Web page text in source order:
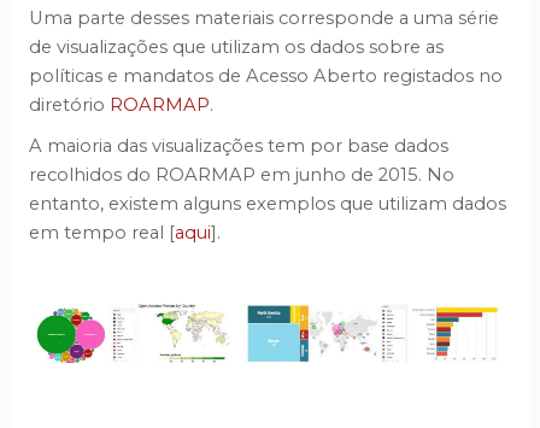
Uma parte desses materiais corresponde a uma série
de visualizações que utilizam os dados sobre as
políticas e mandatos de Acesso Aberto registados no
diretório ROARMAP.
A maioria das visualizações tem por base dados
recolhidos do ROARMAP em junho de 2015. No
entanto, existem alguns exemplos que utilizam dados
em tempo real [aqui].